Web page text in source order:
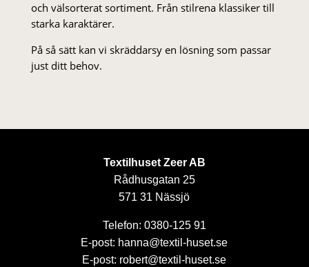
och välsorterat sor­ti­ment. Från stil­rena klas­siker till
starka karaktärer.
På så sätt kan vi skräddarsy en lösning som passar
just ditt behov.
Textilhuset Zeer AB
Rådhusgatan 25
571 31 Nässjö
Telefon: 0380-125 91
E-post: hanna@textil-huset.se
E-post: robert@textil-huset.se